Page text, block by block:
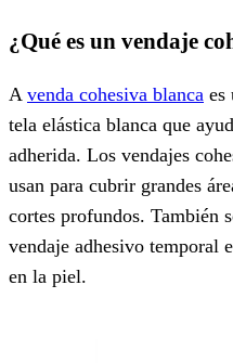
¿Qué es un vendaje
A venda cohesiva blanca es
tela elástica blanca que
adherida. Los vendajes
usan para cubrir grandes
cortes profundos. También
vendaje adhesivo temporal
en la piel.